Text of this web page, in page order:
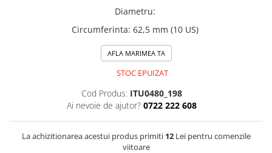
Diametru:
Circumferinta: 62,5 mm (10 US)
AFLA MARIMEA TA
STOC EPUIZAT
Cod Produs: ITU0480_198
Ai nevoie de ajutor? 0722 222 608
La achizitionarea acestui produs primiti 12Lei pentru comenzile
viitoare